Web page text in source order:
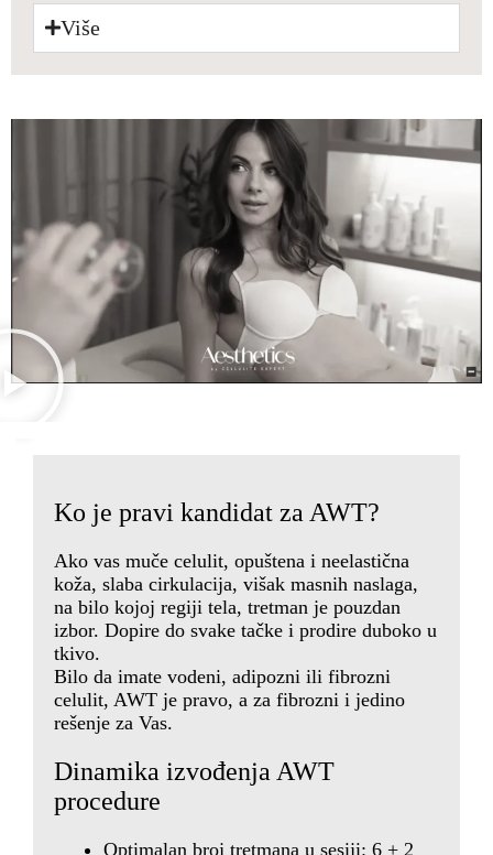
Više
Ko je pravi kandidat za AWT?
Ako vas muče celulit, opuštena i neelastična
koža, slaba cirkulacija, višak masnih naslaga,
na bilo kojoj regiji tela, tretman je pouzdan
izbor. Dopire do svake tačke i prodire duboko u
tkivo.
Bilo da imate vodeni, adipozni ili fibrozni
celulit, AWT je pravo, a za fibrozni i jedino
rešenje za Vas.
Dinamika izvođenja AWT
procedure
Optimalan broj tretmana u sesiji: 6 + 2